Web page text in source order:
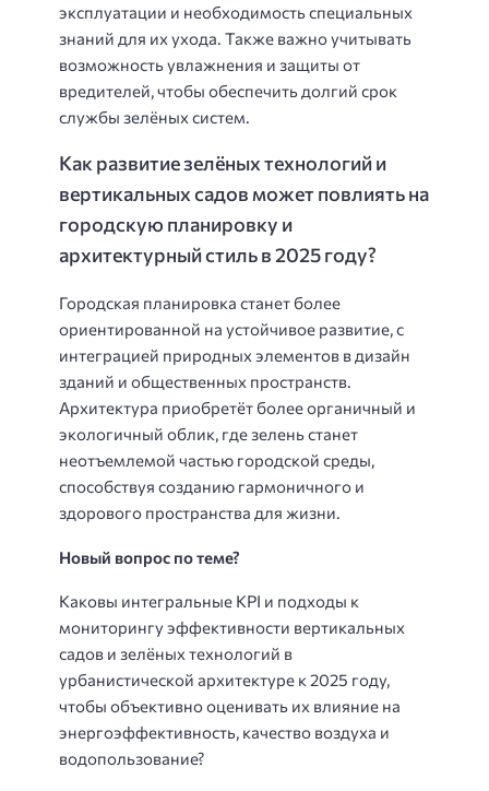
эксплуатации и необходимость специальных
знаний для их ухода. Также важно учитывать
возможность увлажнения и защиты от
вредителей, чтобы обеспечить долгий срок
службы зелёных систем.
Как развитие зелёных технологий и
вертикальных садов может повлиять на
городскую планировку и
архитектурный стиль в 2025 году?
Городская планировка станет более
ориентированной на устойчивое развитие, с
интеграцией природных элементов в дизайн
зданий и общественных пространств.
Архитектура приобретёт более органичный и
экологичный облик, где зелень станет
неотъемлемой частью городской среды,
способствуя созданию гармоничного и
здорового пространства для жизни.
Новый вопрос по теме?
Каковы интегральные KPI и подходы к
мониторингу эффективности вертикальных
садов и зелёных технологий в
урбанистической архитектуре к 2025 году,
чтобы объективно оценивать их влияние на
энергоэффективность, качество воздуха и
водопользование?